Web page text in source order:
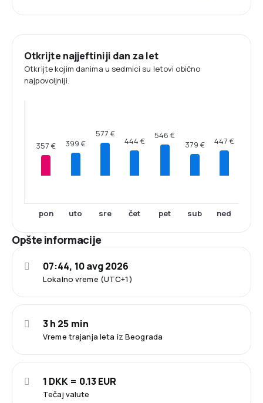
Otkrijte najjeftiniji dan za let
Otkrijte kojim danima u sedmici su letovi obično
najpovoljniji.
357 €
pon
399 €
uto
577 €
sre
444 €
čet
546 €
pet
379 €
sub
447 €
ned
Opšte informacije
Lokalno vreme (UTC+1)
07:44, 10 avg 2026
Vreme trajanja leta iz Beograda
3 h 25 min
Tečaj valute
1 DKK = 0.13 EUR